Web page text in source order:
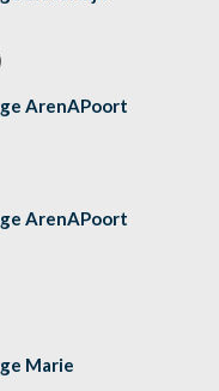
ArenAPoort
ArenAPoort
Marie